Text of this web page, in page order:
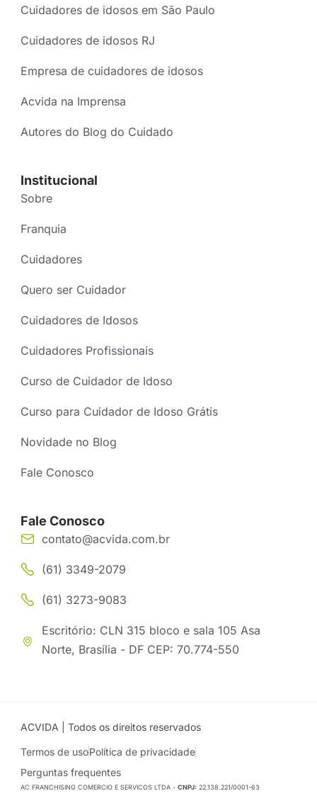
Cuidadores de idosos em São Paulo
Cuidadores de idosos RJ
Empresa de cuidadores de idosos
Acvida na Imprensa
Autores do Blog do Cuidado
Institucional
Sobre
Franquia
Cuidadores
Quero ser Cuidador
Cuidadores de Idosos
Cuidadores Profissionais
Curso de Cuidador de Idoso
Curso para Cuidador de Idoso Grátis
Novidade no Blog
Fale Conosco
Fale Conosco
contato@acvida.com.br
(61) 3349-2079
(61) 3273-9083
Escritório: CLN 315 bloco e sala 105 Asa
Norte, Brasília - DF CEP: 70.774-550
ACVIDA | Todos os direitos reservados
Termos de usoPolítica de privacidade
Perguntas frequentes
AC FRANCHISING COMERCIO E SERVICOS LTDA - CNPJ: 22.138.221/0001-63